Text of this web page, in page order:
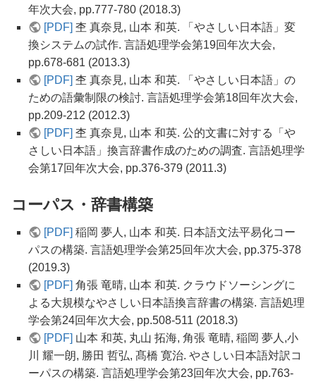
年次大会, pp.777-780 (2018.3)
[PDF] 杢 真奈見, 山本 和英. 「やさしい日本語」変
換システムの試作. 言語処理学会第19回年次大会,
pp.678-681 (2013.3)
[PDF] 杢 真奈見, 山本 和英. 「やさしい日本語」の
ための語彙制限の検討. 言語処理学会第18回年次大会,
pp.209-212 (2012.3)
[PDF] 杢 真奈見, 山本 和英. 公的文書に対する「や
さしい日本語」換言辞書作成のための調査. 言語処理学
会第17回年次大会, pp.376-379 (2011.3)
コーパス・辞書構築
[PDF] 稲岡 夢人, 山本 和英. 日本語文法平易化コー
パスの構築. 言語処理学会第25回年次大会, pp.375-378
(2019.3)
[PDF] 角張 竜晴, 山本 和英. クラウドソーシングに
よる大規模なやさしい日本語換言辞書の構築. 言語処理
学会第24回年次大会, pp.508-511 (2018.3)
[PDF] 山本 和英, 丸山 拓海, 角張 竜晴, 稲岡 夢人,小
川 耀一朗, 勝田 哲弘, 髙橋 寛治. やさしい日本語対訳コ
ーパスの構築. 言語処理学会第23回年次大会, pp.763-